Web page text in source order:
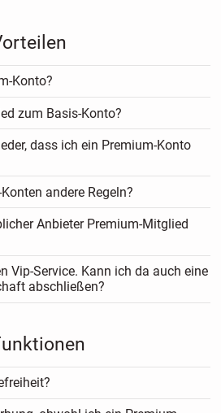
Konto?
zum Basis-Konto?
dass ich ein Premium-Konto
andere Regeln?
Anbieter Premium-Mitglied
Vip-Service. Kann ich da auch eine
abschließen?